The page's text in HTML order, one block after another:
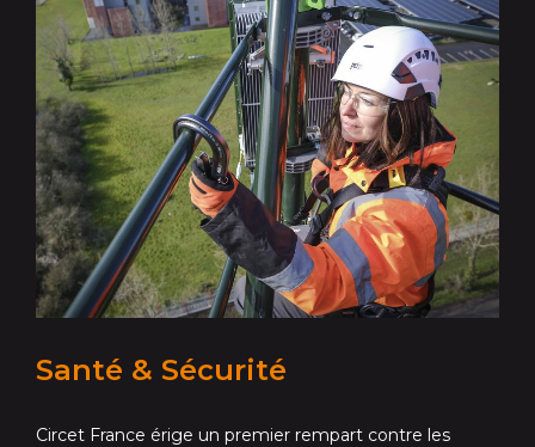
Santé & Sécurité
Circet France érige un premier rempart contre les